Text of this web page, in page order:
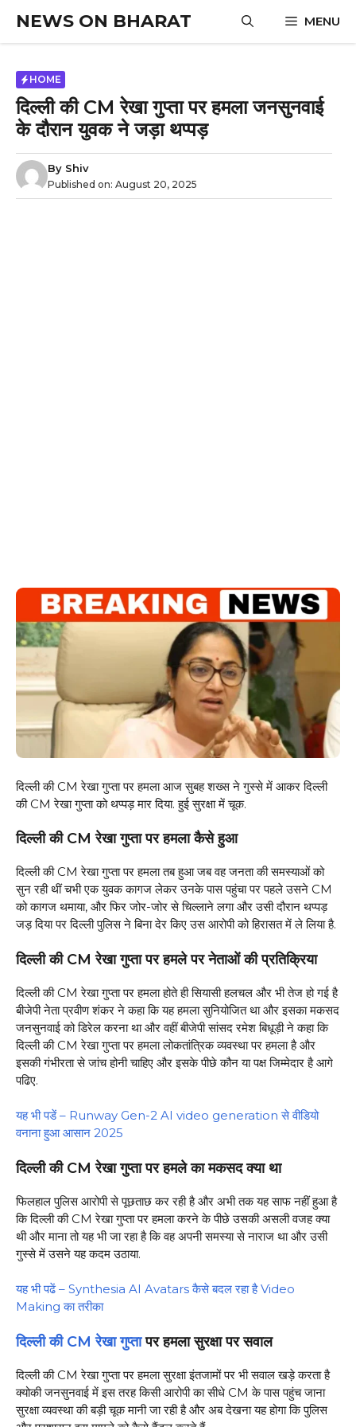
content
NEWS ON BHARAT MENU
HOME
दिल्ली की CM रेखा गुप्ता पर हमला जनसुनवाई
के दौरान युवक ने जड़ा थप्पड़
By Shiv
Published on: August 20, 2025
दिल्ली की CM रेखा गुप्ता पर हमला आज सुबह शख्स ने गुस्से में आकर दिल्ली
की CM रेखा गुप्ता को थप्पड़ मार दिया. हुई सुरक्षा में चूक.
दिल्ली की CM रेखा गुप्ता पर हमला कैसे हुआ
दिल्ली की CM रेखा गुप्ता पर हमला तब हुआ जब वह जनता की समस्याओं को
सुन रही थीं चभी एक युवक कागज लेकर उनके पास पहुंचा पर पहले उसने CM
को कागज थमाया, और फिर जोर-जोर से चिल्लाने लगा और उसी दौरान थप्पड़
जड़ दिया पर दिल्ली पुलिस ने बिना देर किए उस आरोपी को हिरासत में ले लिया है.
दिल्ली की CM रेखा गुप्ता पर हमले पर नेताओं की प्रतिक्रिया
दिल्ली की CM रेखा गुप्ता पर हमला होते ही सियासी हलचल और भी तेज हो गई है
बीजेपी नेता प्रवीण शंकर ने कहा कि यह हमला सुनियोजित था और इसका मकसद
जनसुनवाई को डिरेल करना था और वहीं बीजेपी सांसद रमेश बिधूड़ी ने कहा कि
दिल्ली की CM रेखा गुप्ता पर हमला लोकतांत्रिक व्यवस्था पर हमला है और
इसकी गंभीरता से जांच होनी चाहिए और इसके पीछे कौन या पक्ष जिम्मेदार है आगे
पढिए.
यह भी पडें – Runway Gen-2 AI video generation से वीडियो
वनाना हुआ आसान 2025
दिल्ली की CM रेखा गुप्ता पर हमले का मकसद क्या था
फिलहाल पुलिस आरोपी से पूछताछ कर रही है और अभी तक यह साफ नहीं हुआ है
कि दिल्ली की CM रेखा गुप्ता पर हमला करने के पीछे उसकी असली वजह क्या
थी और माना तो यह भी जा रहा है कि वह अपनी समस्या से नाराज था और उसी
गुस्से में उसने यह कदम उठाया.
यह भी पढें – Synthesia AI Avatars कैसे बदल रहा है Video
Making का तरीका
दिल्ली की CM रेखा गुप्तापर हमला सुरक्षा पर सवाल
दिल्ली की CM रेखा गुप्ता पर हमला सुरक्षा इंतजामों पर भी सवाल खड़े करता है
क्योकी जनसुनवाई में इस तरह किसी आरोपी का सीधे CM के पास पहुंच जाना
सुरक्षा व्यवस्था की बड़ी चूक मानी जा रही है और अब देखना यह होगा कि पुलिस